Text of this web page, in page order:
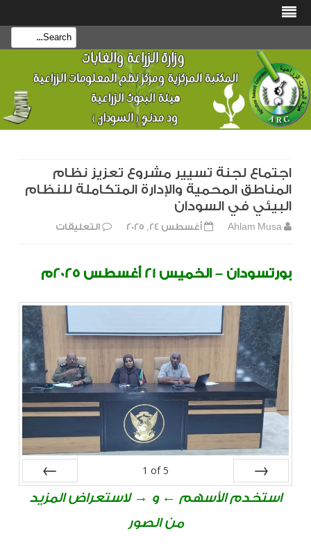
بحث
اجتماع لجنة تسيير مشروع تعزيز نظام
المناطق المحمية والإدارة المتكاملة للنظام
البيئي في السودان
Ahlam Musa أغسطس 24, 2025 التعليقات
لجنة
مشروع
تعزيز
نظام
المناطق
المحمية
والإدارة
المتكاملة
للنظام
بورتسودان – الخميس 21 أغسطس 2025م
Prev
1 of 5
Next
استخدم الأسهم ← و → لاستعراض المزيد
من الصور